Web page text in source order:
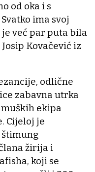
od oka i s
ima svoj
već par puta bila
Kovačević iz
odlične
zabavna utrka
ekipa
Cijeloj je
štimung
žirija i
koji se